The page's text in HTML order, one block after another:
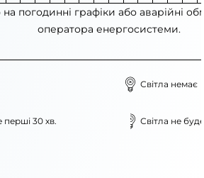
на погодинні графіки або аварійні
оператора енергосистеми.
Світла немає
перші 30 хв. Світла не